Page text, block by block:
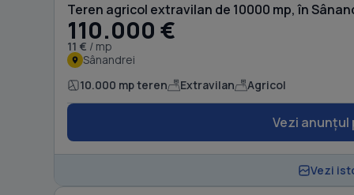
Teren agricol extravilan de 10000 mp, în
110.000 €
11 € / mp
Sânandrei
10.000 mp teren Extravilan Agricol
Vezi anunțul
Vezi